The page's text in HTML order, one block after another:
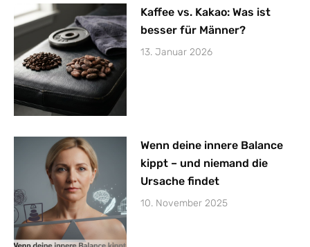
Kaffee vs. Kakao: Was ist
besser für Männer?
13. Januar 2026
Wenn deine innere Balance
kippt – und niemand die
Ursache findet
10. November 2025